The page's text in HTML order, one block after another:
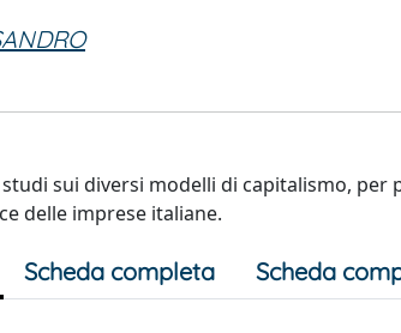
sui diversi modelli di capitalismo,
delle imprese italiane.
Scheda completa Scheda